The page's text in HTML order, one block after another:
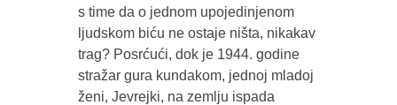
s time da o jednom upojedinjenom
ljudskom biću ne ostaje ništa, nikakav
trag? Posrćući, dok je 1944. godine
stražar gura kundakom, jednoj mladoj
ženi, Jevrejki, na zemlju ispada